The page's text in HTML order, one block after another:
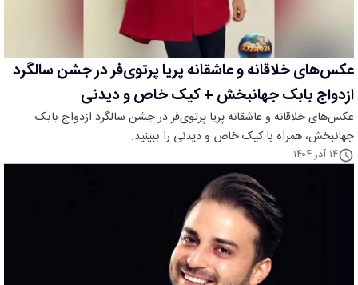
عکس‌های خلاقانه و عاشقانه پریا پرتوی‌فر در جشن سالگرد
ازدواج بابک جهانبخش + کیک خاص و دیدنی
عکس‌های خلاقانه و عاشقانه پریا پرتوی‌فر در جشن سالگرد ازدواج بابک
جهانبخش، همراه با کیک خاص و دیدنی را ببینید.
۱۴ آذر ۱۴۰۴